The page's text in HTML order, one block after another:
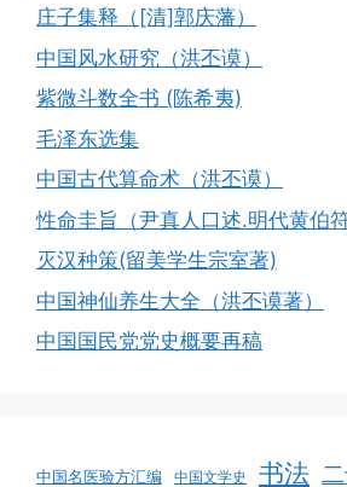
庄子集释（[清]郭庆藩）
中国风水研究（洪丕谟）
紫微斗数全书 (陈希夷)
毛泽东选集
中国古代算命术（洪丕谟）
性命圭旨（尹真人口述.明代黄伯符
灭汉种策(留美学生宗室著)
中国神仙养生大全（洪丕谟著）
中国国民党党史概要再稿
中国名医验方汇编 中国文学史 书法